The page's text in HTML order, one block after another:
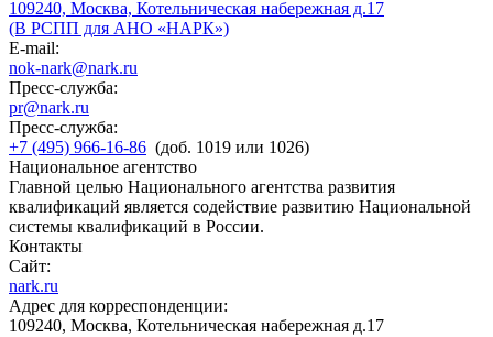
109240, Москва, Котельническая набережная д.17
(В РСПП для АНО «НАРК»)
E-mail:
nok-nark@nark.ru
Пресс-служба:
pr@nark.ru
Пресс-служба:
+7 (495) 966-16-86 (доб. 1019 или 1026)
Национальное агентство
Главной целью Национального агентства развития
квалификаций является содействие развитию Национальной
системы квалификаций в России.
Контакты
Сайт:
nark.ru
Адрес для корреспонденции:
109240, Москва, Котельническая набережная д.17